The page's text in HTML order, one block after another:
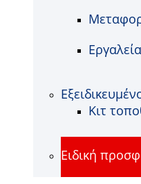
Κιτ
Ειδική